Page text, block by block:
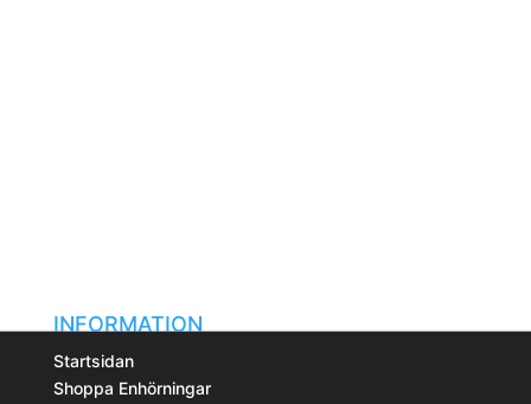
INFORMATION
Startsidan
Shoppa Enhörningar